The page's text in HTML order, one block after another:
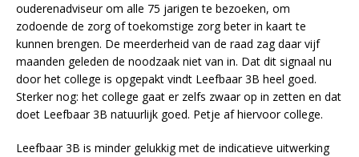
ouderenadviseur om alle 75 jarigen te bezoeken, om
zodoende de zorg of toekomstige zorg beter in kaart te
kunnen brengen. De meerderheid van de raad zag daar vijf
maanden geleden de noodzaak niet van in. Dat dit signaal nu
door het college is opgepakt vindt Leefbaar 3B heel goed.
Sterker nog: het college gaat er zelfs zwaar op in zetten en dat
doet Leefbaar 3B natuurlijk goed. Petje af hiervoor college.
Leefbaar 3B is minder gelukkig met de indicatieve uitwerking